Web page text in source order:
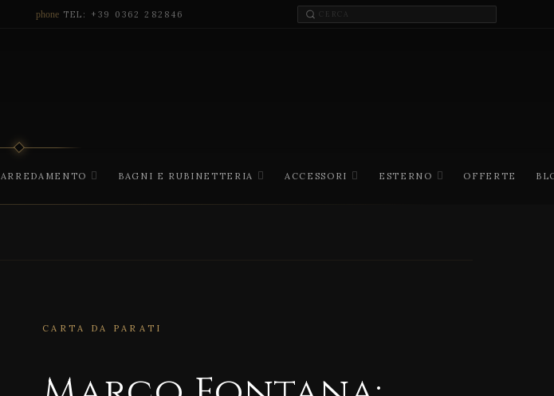
phone TEL: +39 0362 282846
ARREDAMENTO BAGNI E RUBINETTERIA ACCESSORI ESTERNO OFFERTE
CARTA DA PARATI